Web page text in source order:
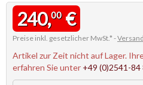
240,00€
Preise inkl. gesetzlicher MwSt.* -
Artikel zur Zeit nicht auf Lager.
erfahren Sie unter +49 (0)2541-84